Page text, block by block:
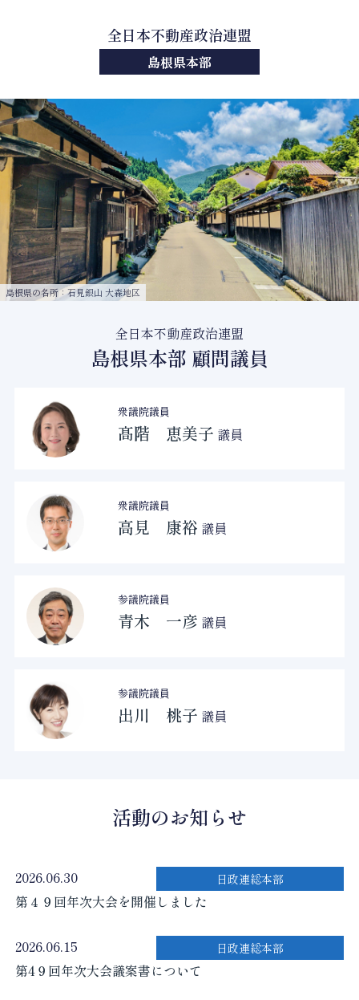
全日本不動産政治連盟
島根県本部
島根県の名所：石見銀山 大森地区
全日本不動産政治連盟
島根県本部 顧問議員
衆議院議員
髙階 恵美子 議員
衆議院議員
高見 康裕 議員
参議院議員
青木 一彦 議員
参議院議員
出川 桃子 議員
活動のお知らせ
2026.06.30 日政連総本部
第４９回年次大会を開催しました
2026.06.15 日政連総本部
第4９回年次大会議案書について